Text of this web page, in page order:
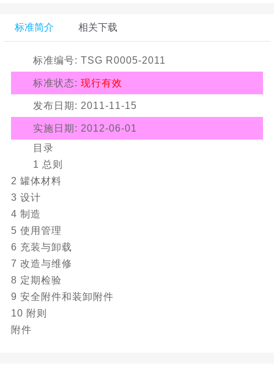
标准简介 相关下载
标准编号: TSG R0005-2011
标准状态: 现行有效
发布日期: 2011-11-15
实施日期: 2012-06-01
目录
1 总则
2 罐体材料
3 设计
4 制造
5 使用管理
6 充装与卸载
7 改造与维修
8 定期检验
9 安全附件和装卸附件
10 附则
附件